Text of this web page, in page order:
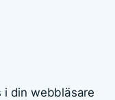
i din webbläsare